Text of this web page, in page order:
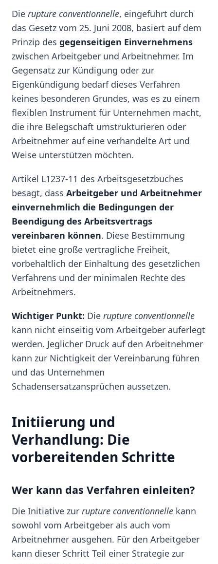
Die rupture conventionnelle, eingeführt durch
das Gesetz vom 25. Juni 2008, basiert auf dem
Prinzip des gegenseitigen Einvernehmens
zwischen Arbeitgeber und Arbeitnehmer. Im
Gegensatz zur Kündigung oder zur
Eigenkündigung bedarf dieses Verfahren
keines besonderen Grundes, was es zu einem
flexiblen Instrument für Unternehmen macht,
die ihre Belegschaft umstrukturieren oder
Arbeitnehmer auf eine verhandelte Art und
Weise unterstützen möchten.
Artikel L1237-11 des Arbeitsgesetzbuches
besagt, dass Arbeitgeber und Arbeitnehmer
einvernehmlich die Bedingungen der
Beendigung des Arbeitsvertrags
vereinbaren können. Diese Bestimmung
bietet eine große vertragliche Freiheit,
vorbehaltlich der Einhaltung des gesetzlichen
Verfahrens und der minimalen Rechte des
Arbeitnehmers.
Wichtiger Punkt: Die rupture conventionnelle
kann nicht einseitig vom Arbeitgeber auferlegt
werden. Jeglicher Druck auf den Arbeitnehmer
kann zur Nichtigkeit der Vereinbarung führen
und das Unternehmen
Schadensersatzansprüchen aussetzen.
Initiierung und
Verhandlung: Die
vorbereitenden Schritte
Wer kann das Verfahren einleiten?
Die Initiative zur rupture conventionnelle kann
sowohl vom Arbeitgeber als auch vom
Arbeitnehmer ausgehen. Für den Arbeitgeber
kann dieser Schritt Teil einer Strategie zur